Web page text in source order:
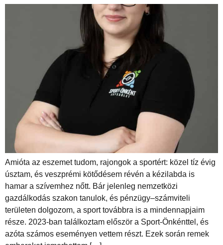
Amióta az eszemet tudom, rajongok a sportért: közel tíz évig
úsztam, és veszprémi kötődésem révén a kézilabda is
hamar a szívemhez nőtt. Bár jelenleg nemzetközi
gazdálkodás szakon tanulok, és pénzügy–számviteli
területen dolgozom, a sport továbbra is a mindennapjaim
része. 2023-ban találkoztam először a Sport-Önkénttel, és
azóta számos eseményen vettem részt. Ezek során remek